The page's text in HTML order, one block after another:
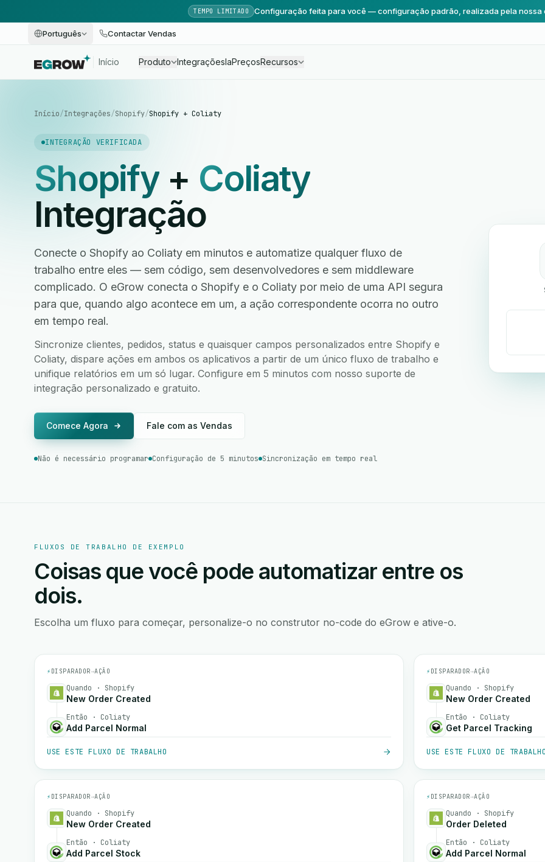
TEMPO LIMITADO Configuração feita para você — configuração padrão, realizada pela nossa
Português Contactar Vendas
Início Produto IntegraçõesIaPreçosRecursos
Início/Integrações/Shopify/Shopify + Coliaty
INTEGRAÇÃO VERIFICADA
Shopify+ Coliaty
Integração
Conecte o Shopify ao Coliaty em minutos e automatize qualquer fluxo de
trabalho entre eles — sem código, sem desenvolvedores e sem middleware
complicado. O eGrow conecta o Shopify e o Coliaty por meio de uma API segura
para que, quando algo acontece em um, a ação correspondente ocorra no outro
em tempo real.
Sincronize clientes, pedidos, status e quaisquer campos personalizados entre Shopify e
Coliaty, dispare ações em ambos os aplicativos a partir de um único fluxo de trabalho e
unifique relatórios em um só lugar. Configure em 5 minutos com nosso suporte de
integração personalizado e gratuito.
Comece Agora Fale com as Vendas
Não é necessário programar Configuração de 5 minutos Sincronização em tempo real
FLUXOS DE TRABALHO DE EXEMPLO
Coisas que você pode automatizar entre os
dois.
Escolha um fluxo para começar, personalize-o no construtor no-code do eGrow e ative-o.
⚡ DISPARADOR→AÇÃO
Quando · Shopify
New Order Created
Então · Coliaty
Add Parcel Normal
USE ESTE FLUXO DE TRABALHO
⚡ DISPARADOR→AÇÃO
Quando · Shopify
New Order Created
Então · Coliaty
Get Parcel Tracking
USE ESTE FLUXO DE
⚡ DISPARADOR→AÇÃO
Quando · Shopify
New Order Created
Então · Coliaty
Add Parcel Stock
⚡ DISPARADOR→AÇÃO
Quando · Shopify
Order Deleted
Então · Coliaty
Add Parcel Normal